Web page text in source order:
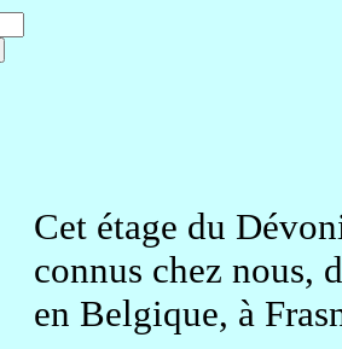
Cet étage du
connus chez nous,
en Belgique, à